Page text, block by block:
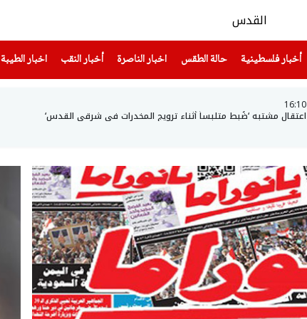
أخبار فلسطينية(current) حالة الطقس اخبار الناصرة
(current) أخبار النقب
(current) اخبار الطيبة
(current)
16:10
اعتقال مشتبه ‘ضُبط متلبساً أثناء ترويج المخدرات في شرقي القدس‘